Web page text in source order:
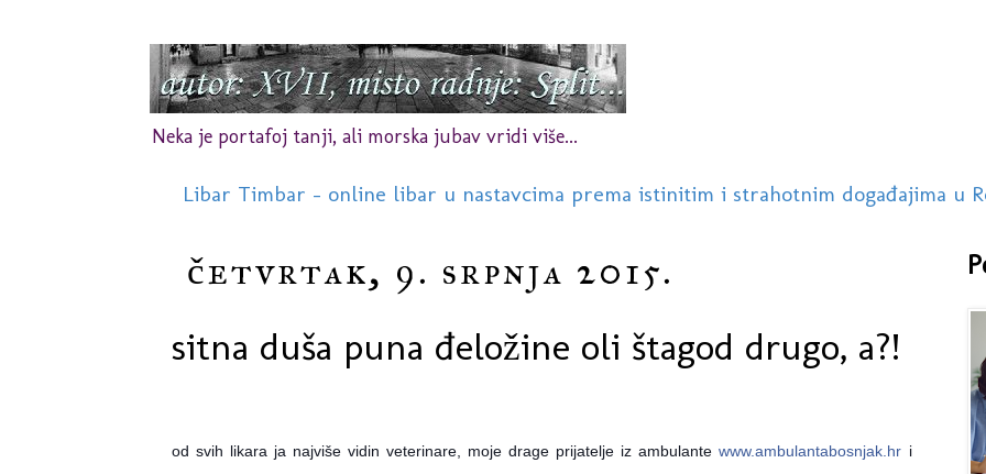
Neka je portafoj tanji, ali morska jubav vridi više...
Libar Timbar - online libar u nastavcima prema istinitim i strahotnim događajima u
četvrtak, 9. srpnja 2015.
sitna duša puna đeložine oli štagod drugo, a?!
od svih likara ja najviše vidin veterinare, moje drage prijatelje iz ambulantewww.ambulantabosnjak.hr i